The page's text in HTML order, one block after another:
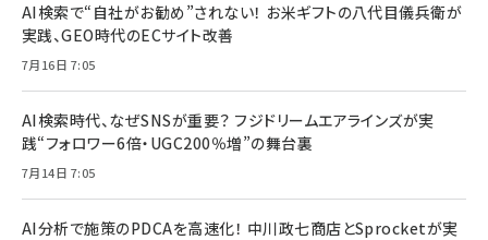
AI検索で“自社がお勧め”されない！ お米ギフトの八代目儀兵衛が
実践、GEO時代のECサイト改善
7月16日 7:05
AI検索時代、なぜSNSが重要？ フジドリームエアラインズが実
践“フォロワー6倍・UGC200％増”の舞台裏
7月14日 7:05
AI分析で施策のPDCAを高速化！ 中川政七商店とSprocketが実